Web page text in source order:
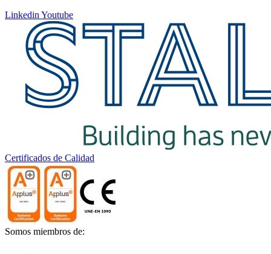
Linkedin Youtube
Certificados de Calidad
Somos miembros de: